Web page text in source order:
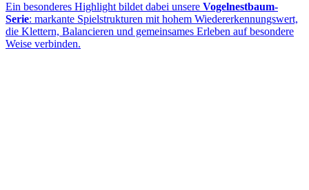
Ein besonderes Highlight bildet dabei unsere Vogelnestbaum-
Serie: markante Spielstrukturen mit hohem Wiedererkennungswert,
die Klettern, Balancieren und gemeinsames Erleben auf besondere
Weise verbinden.